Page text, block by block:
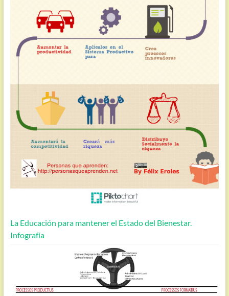
La Educación para mantener el Estado del Bienestar.
Infografía